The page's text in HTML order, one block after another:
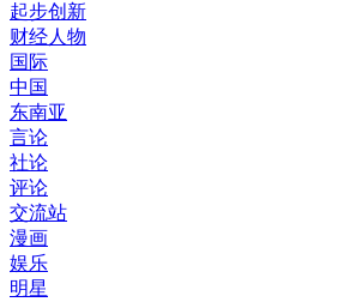
起步创新
财经人物
国际
中国
东南亚
言论
社论
评论
交流站
漫画
娱乐
明星